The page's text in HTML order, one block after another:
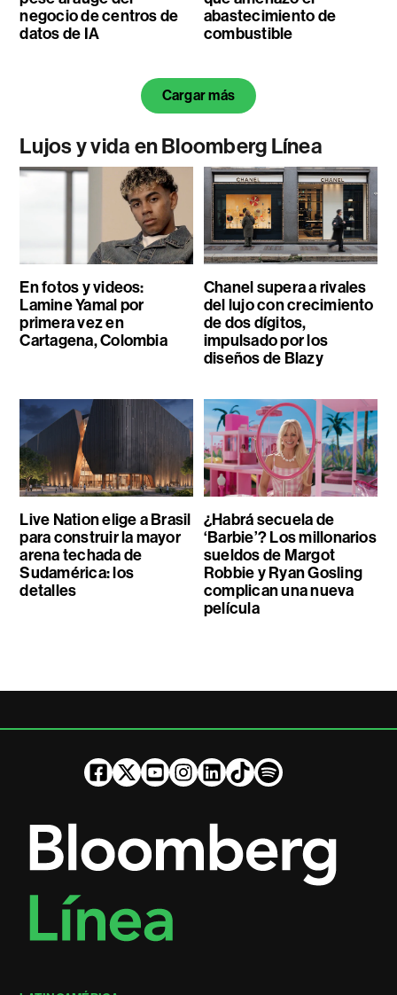
negocio de centros de
datos de IA
abastecimiento de
combustible
Cargar más
Lujos y vida en Bloomberg Línea
En fotos y videos:
Lamine Yamal por
primera vez en
Cartagena, Colombia
Chanel supera a rivales
del lujo con crecimiento
de dos dígitos,
impulsado por los
diseños de Blazy
Live Nation elige a Brasil
para construir la mayor
arena techada de
Sudamérica: los
detalles
¿Habrá secuela de
‘Barbie’? Los millonarios
sueldos de Margot
Robbie y Ryan Gosling
complican una nueva
película